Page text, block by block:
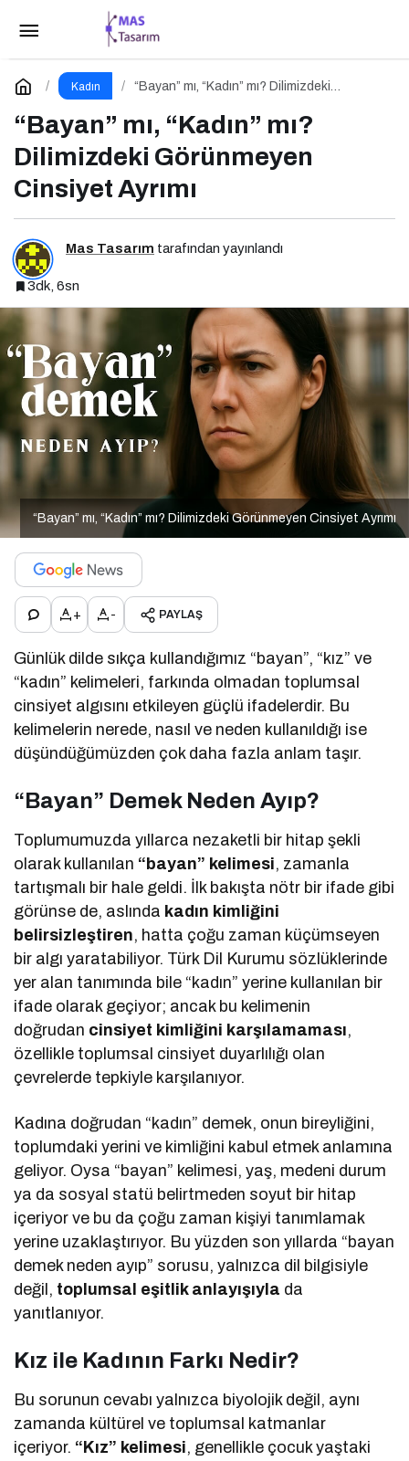
Kadın
“Bayan” mı, “Kadın” mı? Dilimizdeki
“Bayan” mı, “Kadın” mı?
Dilimizdeki Görünmeyen
Cinsiyet Ayrımı
Mas Tasarım tarafından yayınlandı
3dk, 6sn
“Bayan” mı, “Kadın” mı? Dilimizdeki Görünmeyen Cinsiyet Ayrımı
+ - PAYLAŞ
Günlük dilde sıkça kullandığımız “bayan”, “kız” ve
“kadın” kelimeleri, farkında olmadan toplumsal
cinsiyet algısını etkileyen güçlü ifadelerdir. Bu
kelimelerin nerede, nasıl ve neden kullanıldığı ise
düşündüğümüzden çok daha fazla anlam taşır.
“Bayan” Demek Neden Ayıp?
Toplumumuzda yıllarca nezaketli bir hitap şekli
olarak kullanılan “bayan” kelimesi, zamanla
tartışmalı bir hale geldi. İlk bakışta nötr bir ifade gibi
görünse de, aslında kadın kimliğini
belirsizleştiren, hatta çoğu zaman küçümseyen
bir algı yaratabiliyor. Türk Dil Kurumu sözlüklerinde
yer alan tanımında bile “kadın” yerine kullanılan bir
ifade olarak geçiyor; ancak bu kelimenin
doğrudan cinsiyet kimliğini karşılamaması,
özellikle toplumsal cinsiyet duyarlılığı olan
çevrelerde tepkiyle karşılanıyor.
Kadına doğrudan “kadın” demek, onun bireyliğini,
toplumdaki yerini ve kimliğini kabul etmek anlamına
geliyor. Oysa “bayan” kelimesi, yaş, medeni durum
ya da sosyal statü belirtmeden soyut bir hitap
içeriyor ve bu da çoğu zaman kişiyi tanımlamak
yerine uzaklaştırıyor. Bu yüzden son yıllarda “bayan
demek neden ayıp” sorusu, yalnızca dil bilgisiyle
değil, toplumsal eşitlik anlayışıyla da
yanıtlanıyor.
Kız ile Kadının Farkı Nedir?
Bu sorunun cevabı yalnızca biyolojik değil, aynı
zamanda kültürel ve toplumsal katmanlar
içeriyor. “Kız” kelimesi, genellikle çocuk yaştaki
Flormar’ın Çok Sevilen Ruj Serisi: Sheer Up ile
Gülümse
Yorum Yap